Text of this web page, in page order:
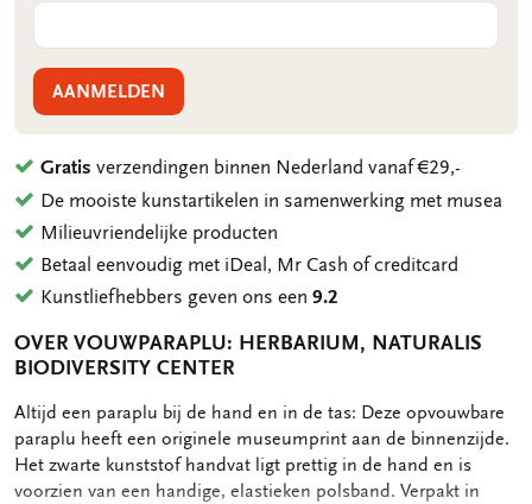
AANMELDEN
Gratis verzendingen binnen Nederland vanaf €29,-
De mooiste kunstartikelen in samenwerking met musea
Milieuvriendelijke producten
Betaal eenvoudig met iDeal, Mr Cash of creditcard
Kunstliefhebbers geven ons een9.2
OVER VOUWPARAPLU: HERBARIUM, NATURALIS
BIODIVERSITY CENTER
OMSCHRIJVING
Altijd een paraplu bij de hand en in de tas: Deze opvouwbare
paraplu heeft een originele museumprint aan de binnenzijde.
Het zwarte kunststof handvat ligt prettig in de hand en is
voorzien van een handige, elastieken polsband. Verpakt in